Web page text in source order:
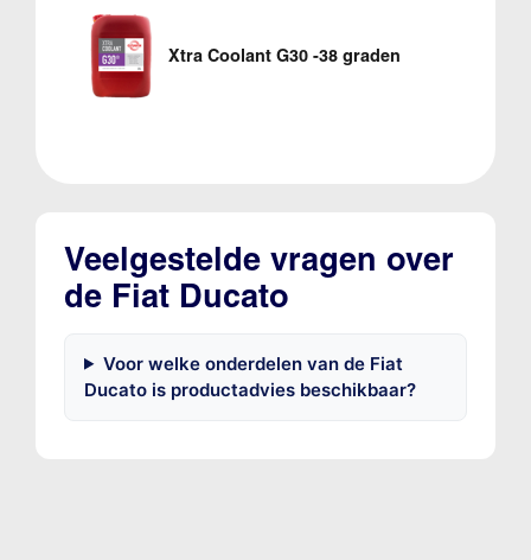
Xtra Coolant G30 -38 graden
Veelgestelde vragen over
de Fiat Ducato
Voor welke onderdelen van de Fiat
Ducato is productadvies beschikbaar?